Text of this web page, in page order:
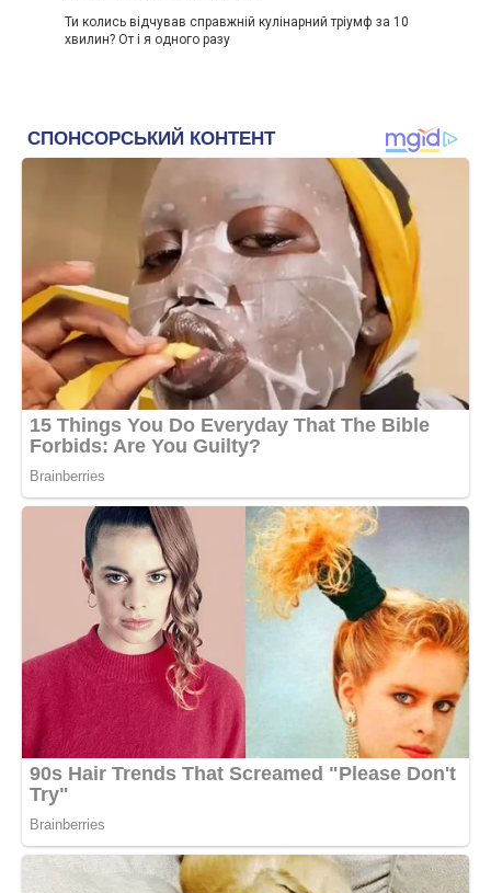
Ти колись відчував справжній кулінарний тріумф за 10
хвилин? От і я одного разу